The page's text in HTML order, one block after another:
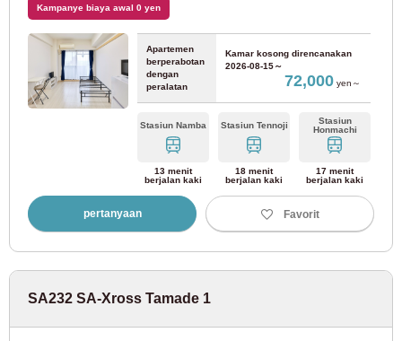
Kampanye biaya awal 0 yen
Apartemen
berperabotan
dengan
peralatan
Kamar kosong direncanakan
2026-08-15～
72,000yen～
Stasiun Namba
13 menit
berjalan kaki
Stasiun Tennoji
18 menit
berjalan kaki
Stasiun
Honmachi
17 menit
berjalan kaki
pertanyaan Favorit
SA232 SA-Xross Tamade 1
Kereta Api Kecepatan Tinggi Saitama
Jalur Kereta Cepat Saitama
Jalur Kereta Api Nagareyama (1)
Jalur Kintetsu Namba (1)